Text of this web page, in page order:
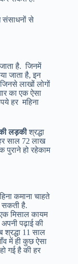
संसाधनों से
है. जिनमें
जाता है, इन
लाखों लोगों
का एक ऐसा
हर महिना
लड़कीश्रद्धा
साल 72 लाख
पुराने हो रहेकाम
कमाना चाहते
सकती है.
मिसाल कायम
पढ़ाई की
11 साल
में ही कुछ ऐसा
गई है की हर